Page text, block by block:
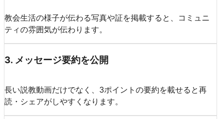
教会生活の様子が伝わる写真や証を掲載すると、コミュニ
ティの雰囲気が伝わります。
3. メッセージ要約を公開
長い説教動画だけでなく、3ポイントの要約を載せると再
読・シェアがしやすくなります。